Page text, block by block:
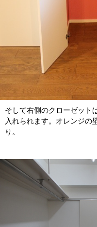
そして右側のクローゼット
入れられます。オレンジの
り。